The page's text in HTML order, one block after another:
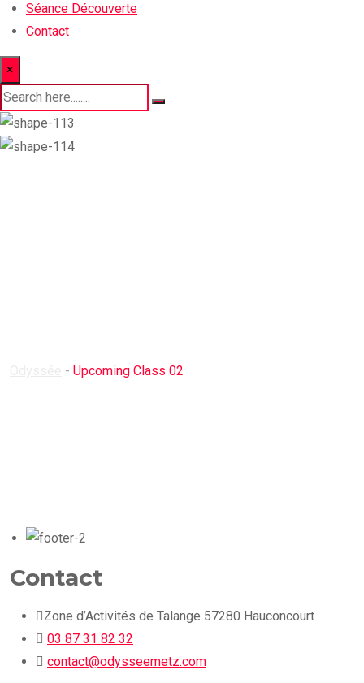
Séance Découverte
Contact
×
- Upcoming Class 02
Contact
Zone d’Activités de Talange 57280 Hauconcourt
03 87 31 82 32
contact@odysseemetz.com